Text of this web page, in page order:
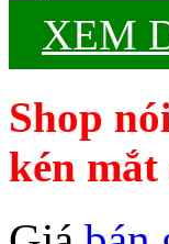
XEM
Shop
kén mắt